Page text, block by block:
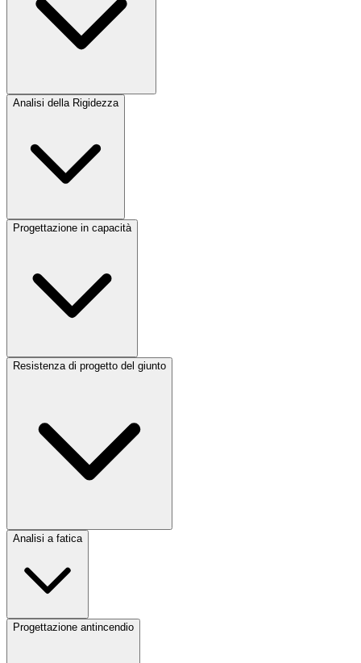
Analisi della Rigidezza
Progettazione in capacità
Resistenza di progetto del giunto
Analisi a fatica
Progettazione antincendio